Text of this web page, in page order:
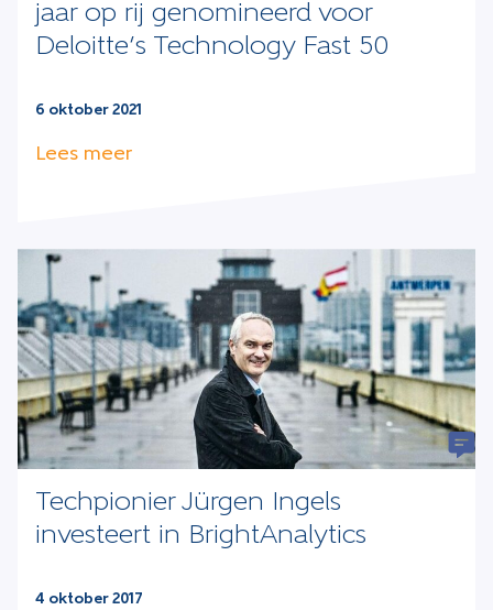
jaar op rij genomineerd voor
Deloitte’s Technology Fast 50
6 oktober 2021
Lees meer
Techpionier Jürgen Ingels
investeert in BrightAnalytics
4 oktober 2017